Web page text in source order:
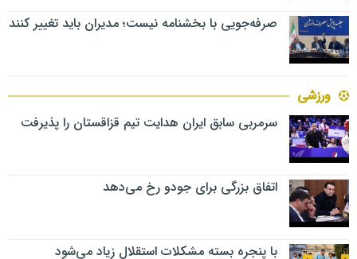
صرفه‌جویی با بخشنامه نیست؛ مدیران باید تغییر کنند
ورزشی
سرمربی سابق ایران هدایت تیم قزاقستان را پذیرفت
اتفاق بزرگی برای جودو رخ می‌دهد
با پنجره بسته مشکلات استقلال زیاد می‌شود